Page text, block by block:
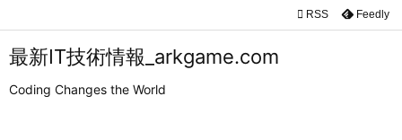
最新IT技術情報_arkgame.com
Coding Changes the World

 RSS Feedly